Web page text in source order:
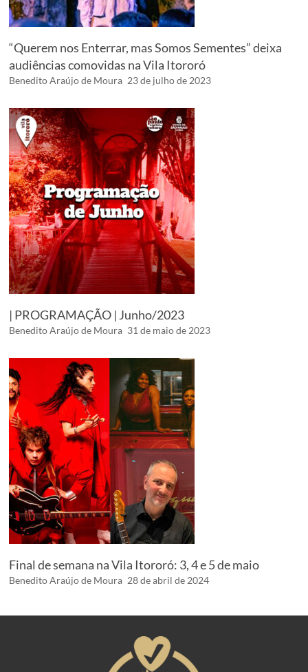
“Querem nos Enterrar, mas Somos Sementes” deixa
audiências comovidas na Vila Itororó
Benedito Araújo de Moura 23 de julho de 2023
| PROGRAMAÇÃO | Junho/2023
Benedito Araújo de Moura 31 de maio de 2023
Final de semana na Vila Itororó: 3, 4 e 5 de maio
Benedito Araújo de Moura 28 de abril de 2024